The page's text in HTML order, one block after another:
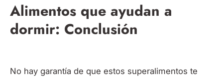
Alimentos que ayudan a
dormir: Conclusión
No hay garantía de que estos superalimentos te